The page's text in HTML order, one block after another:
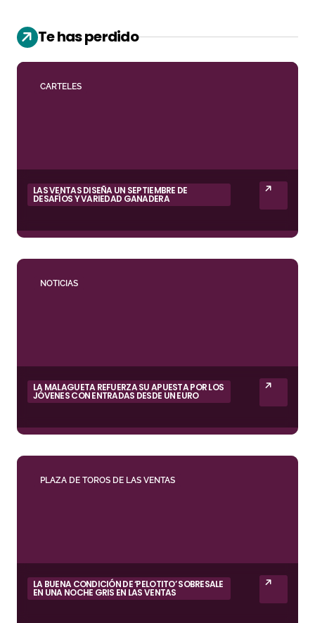
Te has perdido
CARTELES
LAS VENTAS DISEÑA UN SEPTIEMBRE DE
DESAFÍOS Y VARIEDAD GANADERA
NOTICIAS
LA MALAGUETA REFUERZA SU APUESTA POR LOS
JÓVENES CON ENTRADAS DESDE UN EURO
PLAZA DE TOROS DE LAS VENTAS
LA BUENA CONDICIÓN DE ‘PELOTITO’ SOBRESALE
EN UNA NOCHE GRIS EN LAS VENTAS